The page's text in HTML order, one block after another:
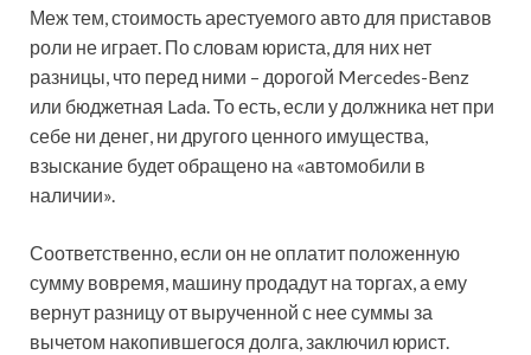
Меж тем, стоимость арестуемого авто для приставов
роли не играет. По словам юриста, для них нет
разницы, что перед ними – дорогой Mercedes-Benz
или бюджетная Lada. То есть, если у должника нет при
себе ни денег, ни другого ценного имущества,
взыскание будет обращено на «автомобили в
наличии».
Соответственно, если он не оплатит положенную
сумму вовремя, машину продадут на торгах, а ему
вернут разницу от вырученной с нее суммы за
вычетом накопившегося долга, заключил юрист.